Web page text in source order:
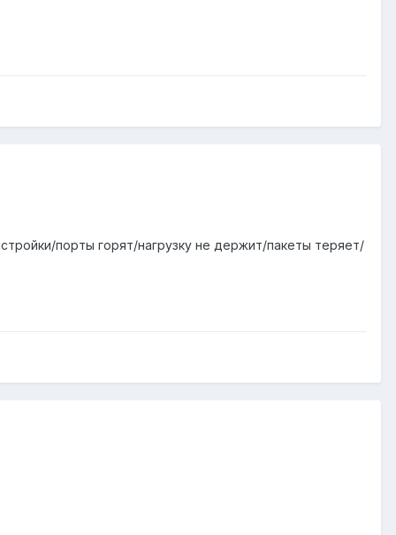
порты горят/нагрузку не держит/пакеты теряет/